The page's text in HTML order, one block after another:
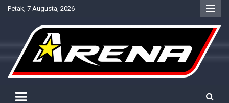
SkipPetak, 7 Augusta, 2026
NTV Arena